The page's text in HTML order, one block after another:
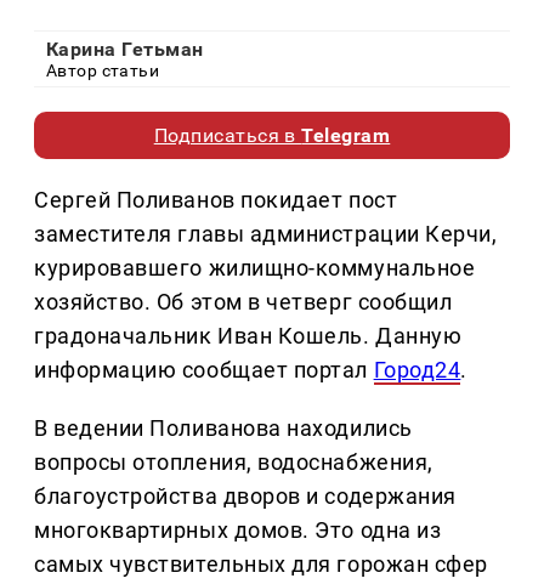
Карина Гетьман
Автор статьи
Подписаться вTelegram
Сергей Поливанов покидает пост
заместителя главы администрации Керчи,
курировавшего жилищно-коммунальное
хозяйство. Об этом в четверг сообщил
градоначальник Иван Кошель. Данную
информацию сообщает портал Город24.
В ведении Поливанова находились
вопросы отопления, водоснабжения,
благоустройства дворов и содержания
многоквартирных домов. Это одна из
самых чувствительных для горожан сфер